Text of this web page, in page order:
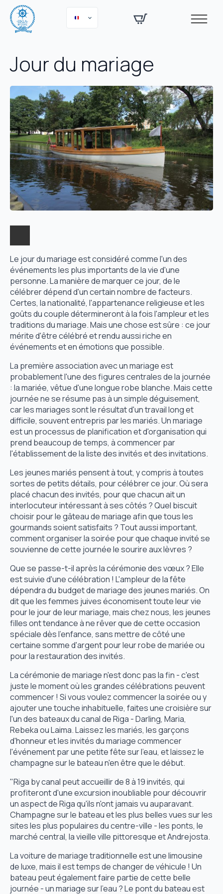
Jour du mariage
Le jour du mariage est considéré comme l'un des
événements les plus importants de la vie d'une
personne. La manière de marquer ce jour, de le
célébrer dépend d'un certain nombre de facteurs.
Certes, la nationalité, l'appartenance religieuse et les
goûts du couple détermineront à la fois l'ampleur et les
traditions du mariage. Mais une chose est sûre : ce jour
mérite d'être célébré et rendu aussi riche en
événements et en émotions que possible.
La première association avec un mariage est
probablement l'une des figures centrales de la journée
: la mariée, vêtue d'une longue robe blanche. Mais cette
journée ne se résume pas à un simple déguisement,
car les mariages sont le résultat d'un travail long et
difficile, souvent entrepris par les mariés. Un mariage
est un processus de planification et d'organisation qui
prend beaucoup de temps, à commencer par
l'établissement de la liste des invités et des invitations.
Les jeunes mariés pensent à tout, y compris à toutes
sortes de petits détails, pour célébrer ce jour. Où sera
placé chacun des invités, pour que chacun ait un
interlocuteur intéressant à ses côtés ? Quel biscuit
choisir pour le gâteau de mariage afin que tous les
gourmands soient satisfaits ? Tout aussi important,
comment organiser la soirée pour que chaque invité se
souvienne de cette journée le sourire aux lèvres ?
Que se passe-t-il après la cérémonie des vœux ? Elle
est suivie d'une célébration ! L'ampleur de la fête
dépendra du budget de mariage des jeunes mariés. On
dit que les femmes juives économisent toute leur vie
pour le jour de leur mariage, mais chez nous, les jeunes
filles ont tendance à ne rêver que de cette occasion
spéciale dès l'enfance, sans mettre de côté une
certaine somme d'argent pour leur robe de mariée ou
pour la restauration des invités.
La cérémonie de mariage n'est donc pas la fin - c'est
juste le moment où les grandes célébrations peuvent
commencer ! Si vous voulez commencer la soirée ou y
ajouter une touche inhabituelle, faites une croisière sur
l'un des bateaux du canal de Riga - Darling, Maria,
Rebeka ou Laima. Laissez les mariés, les garçons
d'honneur et les invités du mariage commencer
l'événement par une petite fête sur l'eau, et laissez le
champagne sur le bateau n'en être que le début.
"Riga by canal peut accueillir de 8 à 19 invités, qui
profiteront d'une excursion inoubliable pour découvrir
un aspect de Riga qu'ils n'ont jamais vu auparavant.
Champagne sur le bateau et les plus belles vues sur les
sites les plus populaires du centre-ville - les ponts, le
marché central, la vieille ville pittoresque et Andrejosta.
La voiture de mariage traditionnelle est une limousine
de luxe, mais il est temps de changer de véhicule ! Un
bateau peut également faire partie de cette belle
journée - un mariage sur l'eau ? Le pont du bateau est